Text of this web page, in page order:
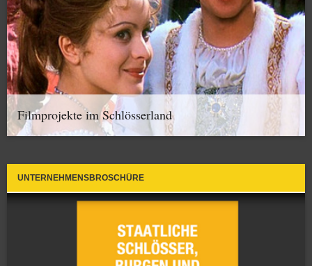
Filmprojekte im Schlösserland
UNTERNEHMENSBROSCHÜRE